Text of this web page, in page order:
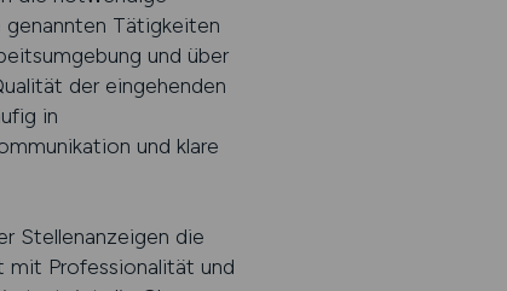
genannten Tätigkeiten
und über
der eingehenden
in
und klare
Stellenanzeigen die
mit Professionalität und